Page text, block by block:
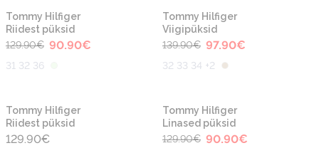
-30%
Tommy Hilfiger
Riidest püksid
129.90€ 90.90€
31 32 36
-30%
Tommy Hilfiger
Viigipüksid
139.90€ 97.90€
32 33 34 +2
Tommy Hilfiger
Riidest püksid
129.90€
-30%
Tommy Hilfiger
Linased püksid
129.90€ 90.90€